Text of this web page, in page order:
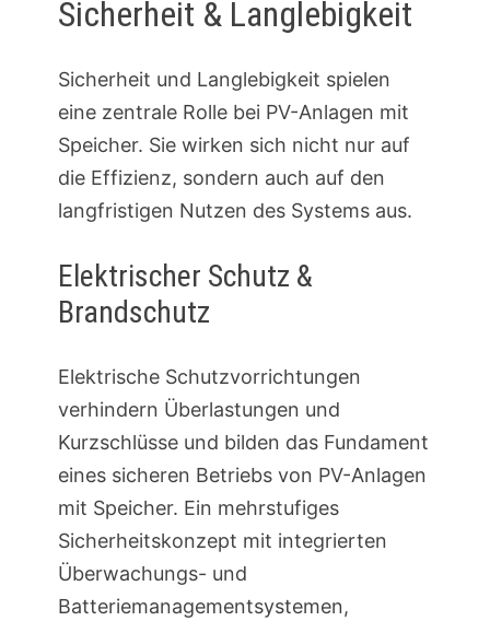
Sicherheit & Langlebigkeit
Sicherheit und Langlebigkeit spielen
eine zentrale Rolle bei PV-Anlagen mit
Speicher. Sie wirken sich nicht nur auf
die Effizienz, sondern auch auf den
langfristigen Nutzen des Systems aus.
Elektrischer Schutz &
Brandschutz
Elektrische Schutzvorrichtungen
verhindern Überlastungen und
Kurzschlüsse und bilden das Fundament
eines sicheren Betriebs von PV-Anlagen
mit Speicher. Ein mehrstufiges
Sicherheitskonzept mit integrierten
Überwachungs- und
Batteriemanagementsystemen,